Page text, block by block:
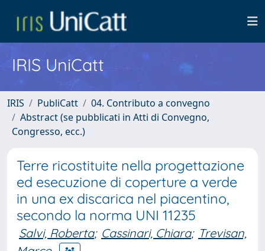
IRIS UniCatt
IRIS PubliCatt
04. Contributo a convegno
Abstract (se pubblicati in Atti di Convegno,
Congresso, ecc.)
Terre ricostituite nella progettazione
ed esecuzione di coperture a verde
in una ex discarica nel piacentino,
secondo la norma UNI 11235
Salvi, Roberta; Cassinari, Chiara; Trevisan,